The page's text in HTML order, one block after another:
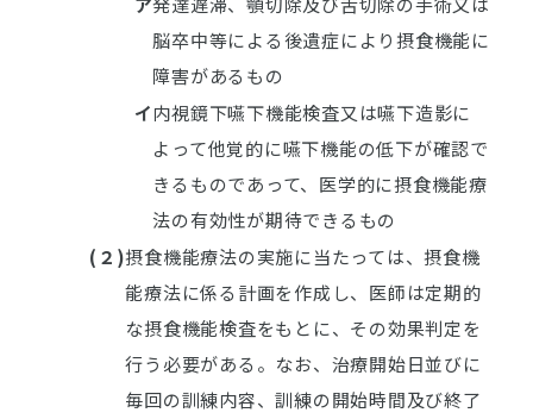
脳卒中等による後遺症により摂食機能に
障害があるもの
イ内視鏡下嚥下機能検査又は嚥下造影に
よって他覚的に嚥下機能の低下が確認で
きるものであって、医学的に摂食機能療
法の有効性が期待できるもの
(２)摂食機能療法の実施に当たっては、摂食機
能療法に係る計画を作成し、医師は定期的
な摂食機能検査をもとに、その効果判定を
行う必要がある。なお、治療開始日並びに
毎回の訓練内容、訓練の開始時間及び終了